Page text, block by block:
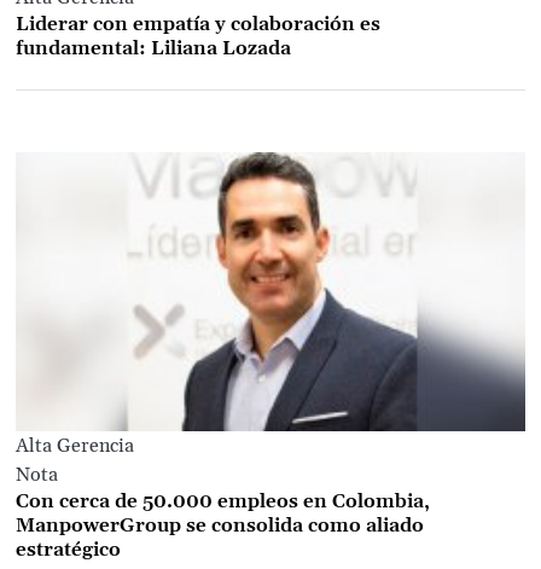
Liderar con empatía y colaboración es
fundamental: Liliana Lozada
Alta Gerencia
Nota
Con cerca de 50.000 empleos en Colombia,
ManpowerGroup se consolida como aliado
estratégico